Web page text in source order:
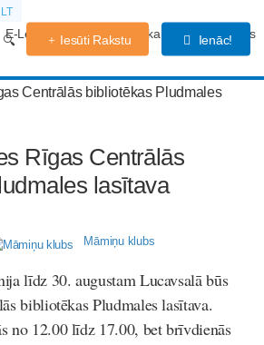
LT
E-Lekcijas Grūtniecības kalendārs Forums
Iesūti Rakstu Ienāc!
Rīgas Centrālās
lasītava
Māmiņu klubs
līdz 30. augustam Lucavsalā būs
bibliotēkas Pludmales lasītava.
no 12.00 līdz 17.00, bet brīvdienās